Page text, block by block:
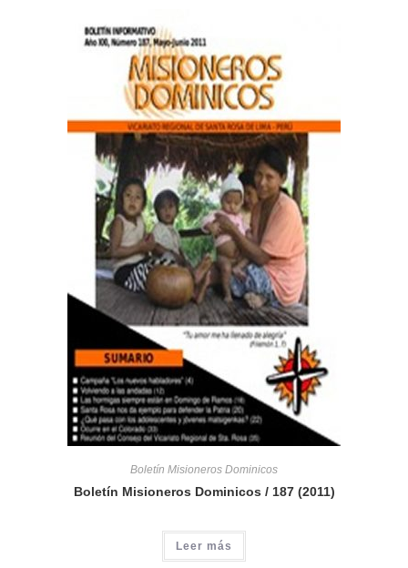
Boletín Misioneros Dominicos
Boletín Misioneros Dominicos / 187 (2011)
Leer más